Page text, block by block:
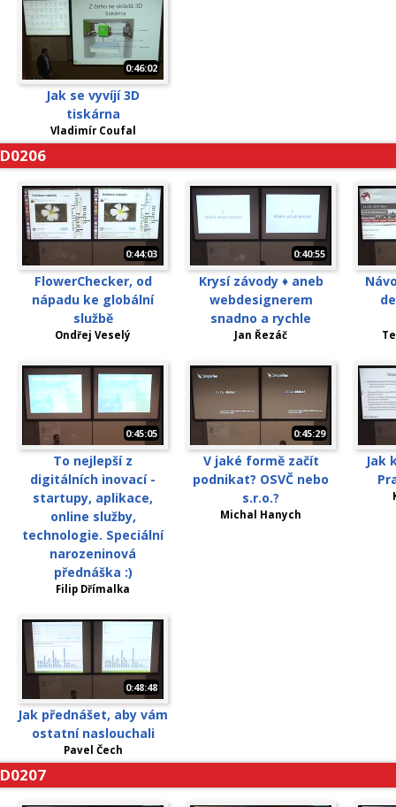
0:46:02
Jak se vyvíjí 3D
tiskárna
Vladimír Coufal
D0206
0:44:03
FlowerChecker, od
nápadu ke globální
službě
Ondřej Veselý
0:40:55
Krysí závody ♦ aneb
webdesignerem
snadno a rychle
Jan Řezáč
0:45:05
To nejlepší z
digitálních inovací -
startupy, aplikace,
online služby,
technologie. Speciální
narozeninová
přednáška :)
Filip Dřímalka
0:45:29
V jaké formě začít
podnikat? OSVČ nebo
s.r.o.?
Michal Hanych
Jak
0:48:48
Jak přednášet, aby vám
ostatní naslouchali
Pavel Čech
D0207